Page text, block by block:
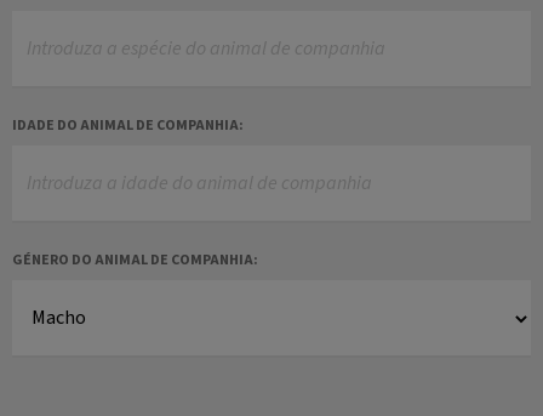
IDADE DO ANIMAL DE COMPANHIA:
GÉNERO DO ANIMAL DE COMPANHIA: